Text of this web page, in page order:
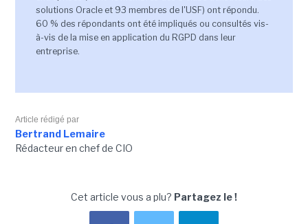
solutions Oracle et 93 membres de l'USF) ont répondu.
60 % des répondants ont été impliqués ou consultés vis-
à-vis de la mise en application du RGPD dans leur
entreprise.
Article rédigé par
Bertrand Lemaire
Rédacteur en chef de CIO
Cet article vous a plu? Partagez le !